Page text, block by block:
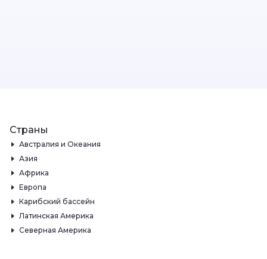
Страны
Австралия и Океания
Азия
Африка
Европа
Карибский бассейн
Латинская Америка
Северная Америка